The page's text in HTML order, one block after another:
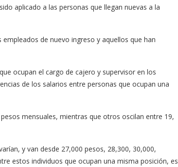
aplicado a las personas que llegan nuevas a la
de nuevo ingreso y aquellos que han
ocupan el cargo de cajero y supervisor en los
de los salarios entre personas que ocupan una
mensuales, mientras que otros oscilan entre 19,
y van desde 27,000 pesos, 28,300, 30,000,
estos individuos que ocupan una misma posición, es